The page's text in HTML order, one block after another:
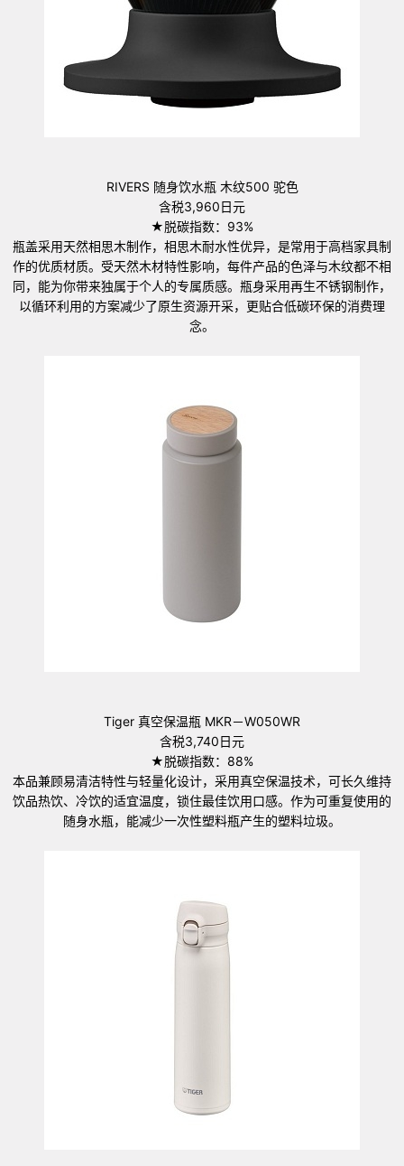
RIVERS 随身饮水瓶 木纹500 驼色
含税3,960日元
★脱碳指数：93%
瓶盖采用天然相思木制作，相思木耐水性优异，是常用于高档家具制
作的优质材质。受天然木材特性影响，每件产品的色泽与木纹都不相
同，能为你带来独属于个人的专属质感。瓶身采用再生不锈钢制作，
以循环利用的方案减少了原生资源开采，更贴合低碳环保的消费理
念。
Tiger 真空保温瓶 MKR－W050WR
含税3,740日元
★脱碳指数：88%
本品兼顾易清洁特性与轻量化设计，采用真空保温技术，可长久维持
饮品热饮、冷饮的适宜温度，锁住最佳饮用口感。作为可重复使用的
随身水瓶，能减少一次性塑料瓶产生的塑料垃圾。